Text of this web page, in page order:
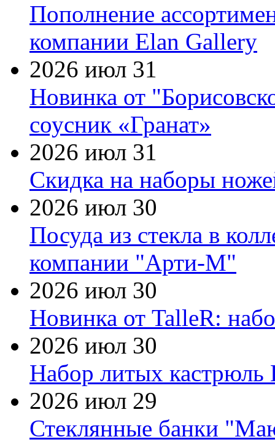
Пополнение
компании Elan Gallery
2026 июл 31
Новинка от
соусник «Гранат»
2026 июл 31
Скидка на наборы
2026 июл 30
Посуда из стекла в
компании "Арти-М"
2026 июл 30
Новинка от TalleR:
2026 июл 30
Набор литых кастрюль
2026 июл 29
Стеклянные банки